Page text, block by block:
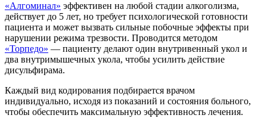
«Алгоминал» эффективен на любой стадии алкоголизма,
действует до 5 лет, но требует психологической готовности
пациента и может вызвать сильные побочные эффекты при
нарушении режима трезвости. Проводится методом
«Торпедо» — пациенту делают один внутривенный укол и
два внутримышечных укола, чтобы усилить действие
дисульфирама.
Каждый вид кодирования подбирается врачом
индивидуально, исходя из показаний и состояния больного,
чтобы обеспечить максимальную эффективность лечения.